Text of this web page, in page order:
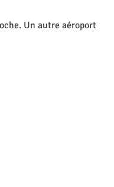
Un autre aéroport